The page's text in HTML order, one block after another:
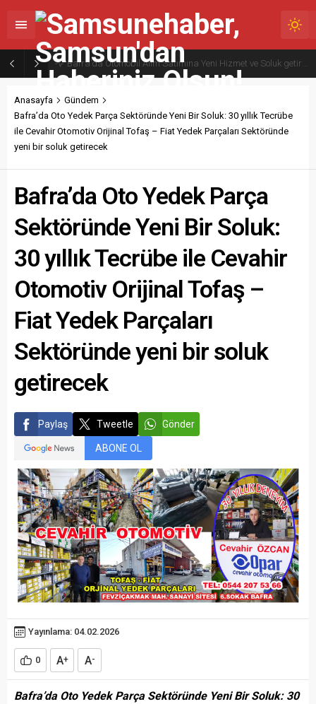
VALİ TAVLI’DAN, İSTİHDAMA KATKI SAĞLAYAN TEKSTİL FABRİKASINA ZİYARET
Anasayfa
Gündem
Bafra’da Oto Yedek Parça Sektöründe Yeni Bir Soluk: 30 yıllık Tecrübe
ile Cevahir Otomotiv Orijinal Tofaş – Fiat Yedek Parçaları Sektöründe
yeni bir soluk getirecek
Bafra’da Oto Yedek Parça
Sektöründe Yeni Bir Soluk:
30 yıllık Tecrübe ile Cevahir
Otomotiv Orijinal Tofaş –
Fiat Yedek Parçaları
Sektöründe yeni bir soluk
getirecek
Paylaş Tweetle Gönder
ABONE OL
Yayınlama: 04.02.2026
0 A+ A-
Bafra’da Oto Yedek Parça Sektöründe Yeni Bir Soluk: 30